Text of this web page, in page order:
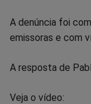
A denúncia foi
emissoras e com
A resposta de
Veja o vídeo: